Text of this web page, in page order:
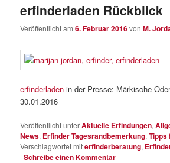
erfinderladen Rückblick
Veröffentlicht am6. Februar 2016vonM.
erfinderladen in der Presse: Märkische
30.01.2016
Veröffentlicht unterAktuelle Erfindungen,
News, Erfinder Tagesrandbemerkung,Tipps
Verschlagwortet miterfinderberatung,
|Schreibe einen Kommentar